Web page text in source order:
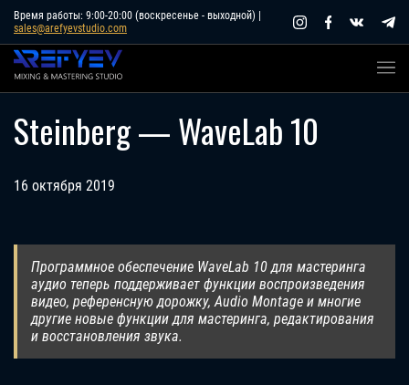
Skip
content
Время работы: 9:00-20:00 (воскресенье - выходной) |
sales@arefyevstudio.com
Steinberg — WaveLab 10
16 октября 2019
Программное обеспечение WaveLab 10 для мастеринга
аудио теперь поддерживает функции воспроизведения
видео, референсную дорожку, Audio Montage и многие
другие новые функции для мастеринга, редактирования
и восстановления звука.